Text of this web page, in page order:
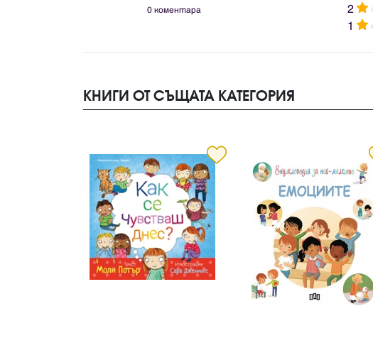
0 коментара
2
1
КНИГИ ОТ СЪЩАТА КАТЕГОРИЯ